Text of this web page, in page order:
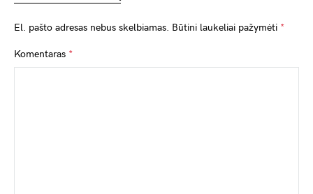
El. pašto adresas nebus skelbiamas. Būtini laukeliai pažymėti *
Komentaras *